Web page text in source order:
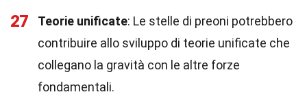
27 Teorie unificate: Le stelle di preoni potrebbero
contribuire allo sviluppo di teorie unificate che
collegano la gravità con le altre forze
fondamentali.